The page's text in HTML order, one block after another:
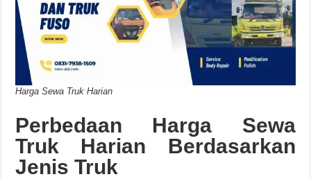
Harga Sewa Truk Harian
Perbedaan Harga Sewa
Truk Harian Berdasarkan
Jenis Truk